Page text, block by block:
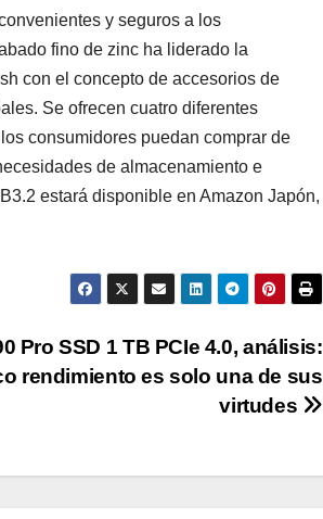
y seguros a los
fino de zinc ha liderado la
con el concepto de accesorios de
Se ofrecen cuatro diferentes
consumidores puedan comprar de
de almacenamiento e
estará disponible en Amazon Japón,
Pro SSD 1 TB PCIe 4.0, análisis:
rendimiento es solo una de sus
virtudes